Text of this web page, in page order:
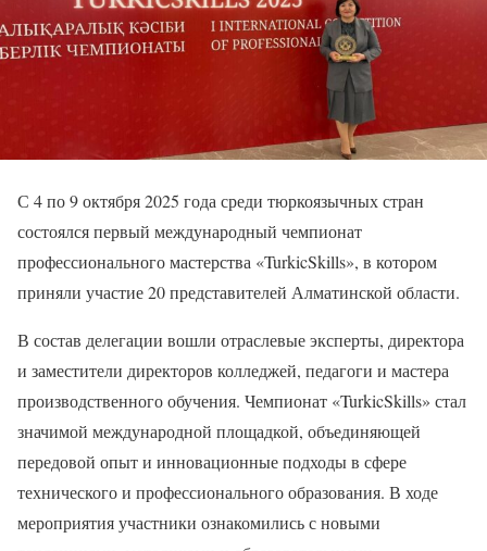
С 4 по 9 октября 2025 года среди тюркоязычных стран
состоялся первый международный чемпионат
профессионального мастерства «TurkicSkills», в котором
приняли участие 20 представителей Алматинской области.
В состав делегации вошли отраслевые эксперты, директора
и заместители директоров колледжей, педагоги и мастера
производственного обучения. Чемпионат «TurkicSkills» стал
значимой международной площадкой, объединяющей
передовой опыт и инновационные подходы в сфере
технического и профессионального образования. В ходе
мероприятия участники ознакомились с новыми